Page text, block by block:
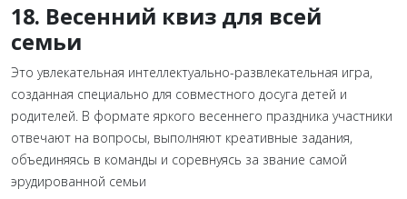
18. Весенний квиз для всей
семьи
Это увлекательная интеллектуально-развлекательная игра,
созданная специально для совместного досуга детей и
родителей. В формате яркого весеннего праздника участники
отвечают на вопросы, выполняют креативные задания,
объединяясь в команды и соревнуясь за звание самой
эрудированной семьи